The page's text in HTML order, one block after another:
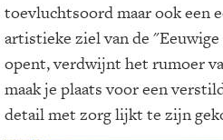
toevluchtsoord maar ook een
artistieke ziel van de
opent, verdwijnt het rumoer
maak je plaats voor een
detail met zorg lijkt te zijn